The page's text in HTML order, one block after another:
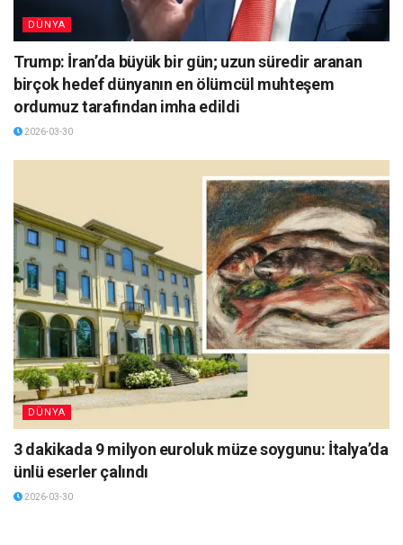
DÜNYA
Trump: İran’da büyük bir gün; uzun süredir aranan
birçok hedef dünyanın en ölümcül muhteşem
ordumuz tarafından imha edildi
2026-03-30
DÜNYA
3 dakikada 9 milyon euroluk müze soygunu: İtalya’da
ünlü eserler çalındı
2026-03-30